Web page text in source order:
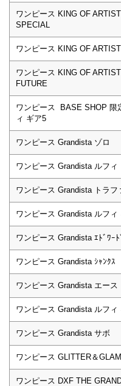
ワンピース KING OF
SPECIAL
ワンピース KING OF
ワンピース KING OF
FUTURE
ワンピース BASE SHOP 限
ィ ギア5
ワンピース Grandista ゾロ
ワンピース Grandista ルフィ
ワンピース Grandista トラフ
ワンピース Grandista ルフィ
ワンピース Grandista ｴﾄﾞﾜｰ
ワンピース Grandista ｼｬﾝｸｽ
ワンピース Grandista エース
ワンピース Grandista ルフ
ワンピース Grandista サボ
ワンピース GLITTER＆
ワンピース DXF THE